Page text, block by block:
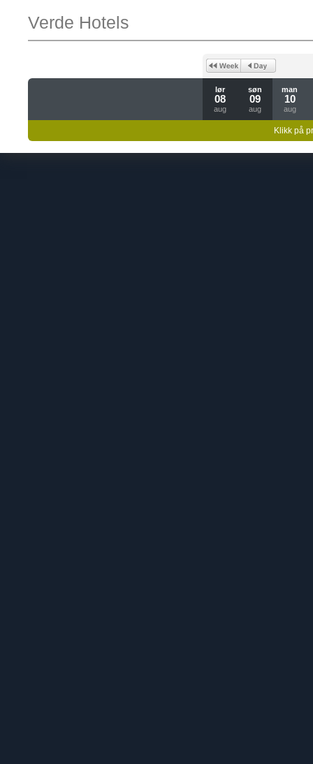
Verde Hotels
lør
08
aug
søn
09
aug
man
10
aug
Klikk på